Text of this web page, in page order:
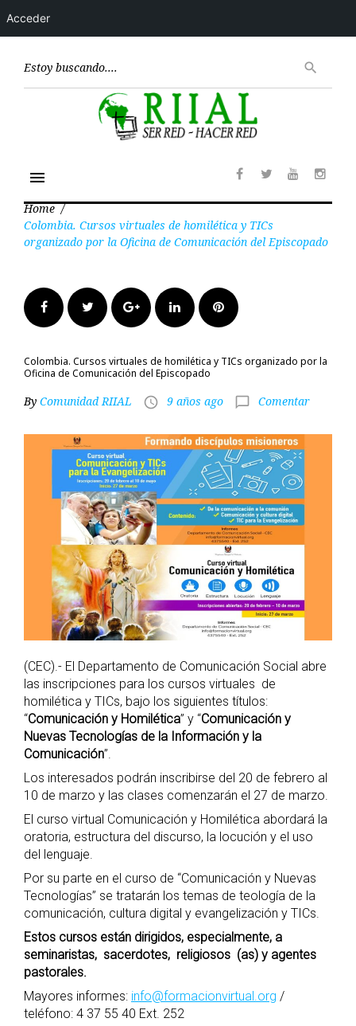
search
menu
Home /
Colombia. Cursos virtuales de homilética y TICs
organizado por la Oficina de Comunicación del Episcopado
FacebookTwitter Google+LinkedInPinterest
Colombia. Cursos virtuales de homilética y TICs organizado por la
Oficina de Comunicación del Episcopado
By Comunidad RIIAL access_time 9 años ago chat_bubble_outline Comentar
(CEC).- El Departamento de Comunicación Social abre
las inscripciones para los cursos virtuales de
homilética y TICs, bajo los siguientes títulos:
“Comunicación y Homilética” y “Comunicación y
Nuevas Tecnologías de la Información y la
Comunicación”.
Los interesados podrán inscribirse del 20 de febrero al
10 de marzo y las clases comenzarán el 27 de marzo.
El curso virtual Comunicación y Homilética abordará la
oratoria, estructura del discurso, la locución y el uso
del lenguaje.
Por su parte en el curso de “Comunicación y Nuevas
Tecnologías” se tratarán los temas de teología de la
comunicación, cultura digital y evangelización y TICs.
Estos cursos están dirigidos, especialmente, a
seminaristas, sacerdotes, religiosos (as) y agentes
pastorales.
Mayores informes: info@formacionvirtual.org /
teléfono: 4 37 55 40 Ext. 252
Acceder